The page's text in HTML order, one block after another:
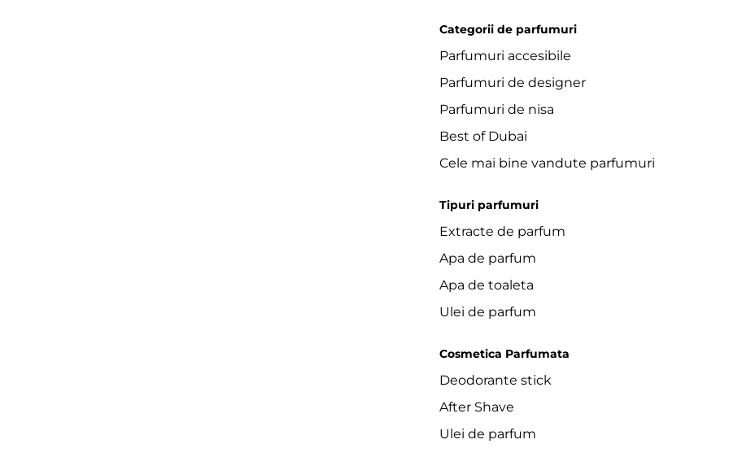
Categorii de parfumuri
Parfumuri accesibile
Parfumuri de designer
Parfumuri de nisa
Best of Dubai
Cele mai bine vandute parfumuri
Tipuri parfumuri
Extracte de parfum
Apa de parfum
Apa de toaleta
Ulei de parfum
Cosmetica Parfumata
Deodorante stick
After Shave
Ulei de parfum